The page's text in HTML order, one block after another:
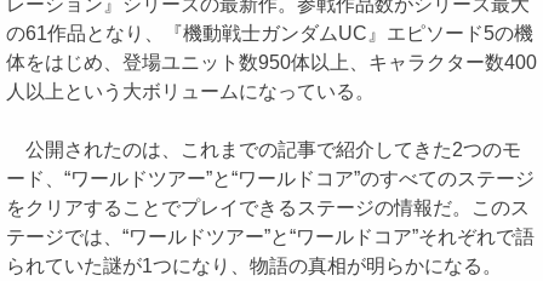
レーション』シリーズの最新作。参戦作品数がシリーズ最大
の61作品となり、『機動戦士ガンダムUC』エピソード5の機
体をはじめ、登場ユニット数950体以上、キャラクター数400
人以上という大ボリュームになっている。
公開されたのは、これまでの記事で紹介してきた2つのモ
ード、“ワールドツアー”と“ワールドコア”のすべてのステージ
をクリアすることでプレイできるステージの情報だ。このス
テージでは、“ワールドツアー”と“ワールドコア”それぞれで語
られていた謎が1つになり、物語の真相が明らかになる。